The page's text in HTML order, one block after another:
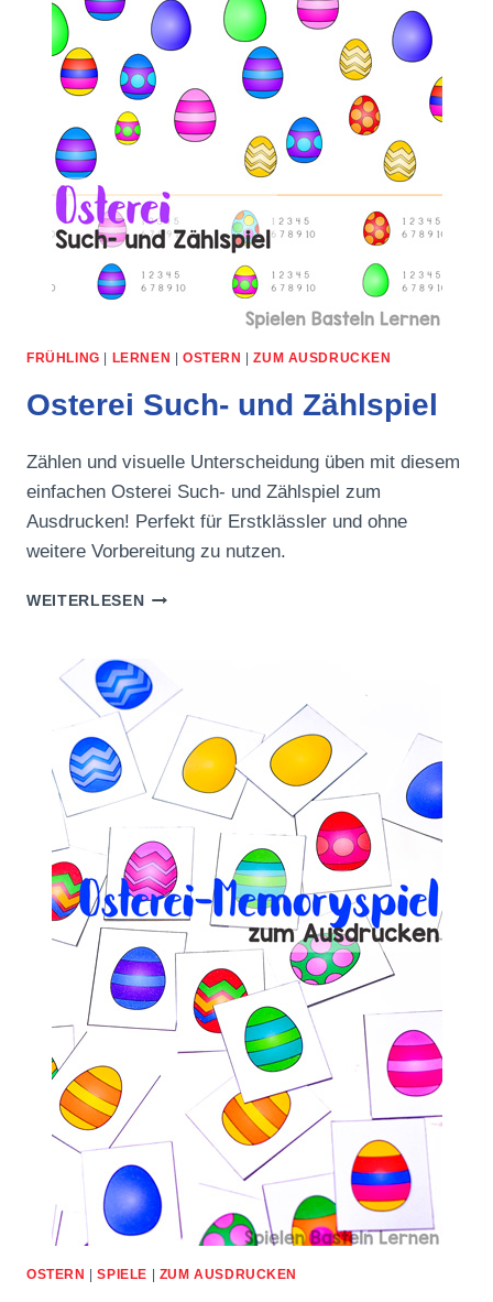
FRÜHLING LERNEN OSTERN |ZUM AUSDRUCKEN
Osterei Such- und Zählspiel
Zählen und visuelle Unterscheidung üben mit diesem
einfachen Osterei Such- und Zählspiel zum
Ausdrucken! Perfekt für Erstklässler und ohne
weitere Vorbereitung zu nutzen.
WEITERLESENOSTEREI
OSTERN |SPIELE | ZUM AUSDRUCKEN